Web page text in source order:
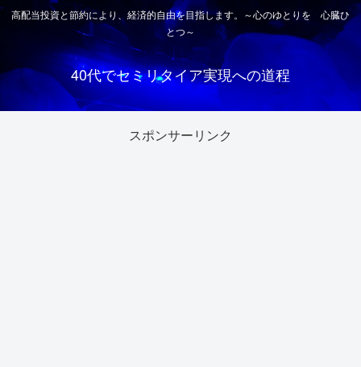
高配当投資と節約により、経済的自由を目指します。～心のゆとりを 心臓ひ
とつ～
40代でセミリタイア実現への道程
スポンサーリンク